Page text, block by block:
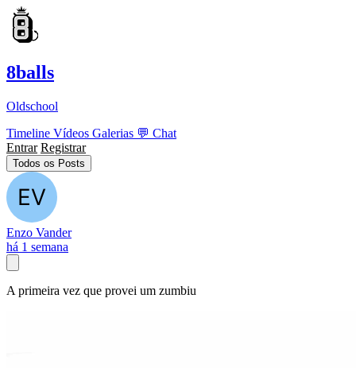
8balls
Oldschool
Timeline Vídeos Galerias 💬 Chat
Entrar Registrar
Todos os Posts
Enzo Vander
há 1 semana
A primeira vez que provei um zumbiu